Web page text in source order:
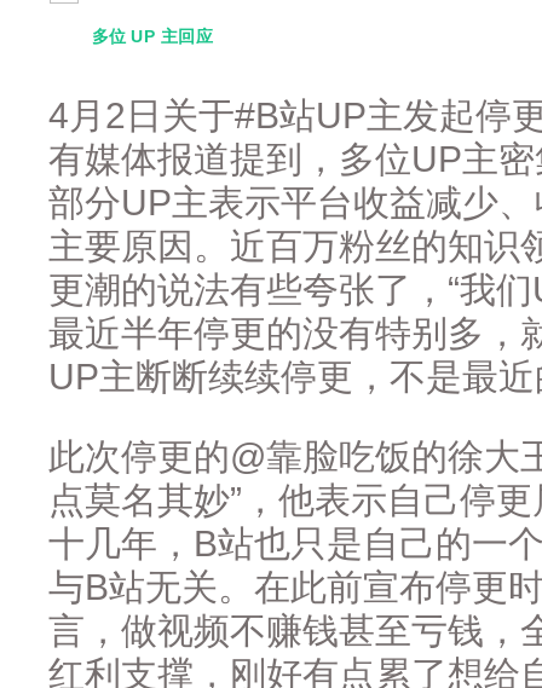
多位 UP 主回应
4月2日关于#B站UP主发起停
有媒体报道提到，多位UP主
部分UP主表示平台收益减少
主要原因。近百万粉丝的知识
更潮的说法有些夸张了，“我
最近半年停更的没有特别多，
UP主断断续续停更，不是最近
此次停更的@靠脸吃饭的徐大
点莫名其妙”，他表示自己停
十几年，B站也只是自己的一
与B站无关。在此前宣布停更
言，做视频不赚钱甚至亏钱，
红利支撑，刚好有点累了想给